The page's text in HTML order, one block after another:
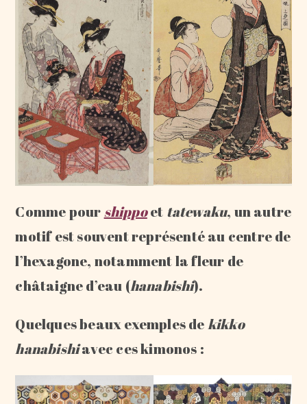
Comme pourshippoet tatewaku, un autre
motif est souvent représenté au centre de
l’hexagone, notamment la fleur de
châtaigne d’eau (hanabishi).
Quelques beaux exemples dekikko
hanabishiavec ces kimonos :